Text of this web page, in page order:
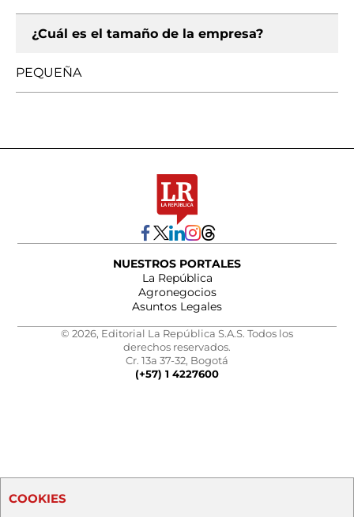
¿Cuál es el tamaño de la empresa?
PEQUEÑA
NUESTROS PORTALES
La República
Agronegocios
Asuntos Legales
© 2026, Editorial La República S.A.S. Todos los
derechos reservados.
Cr. 13a 37-32, Bogotá
(+57) 1 4227600
COOKIES